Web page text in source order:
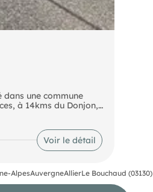
une commune
à 14kms du Donjon,
et facile
offre un espace
parking, et une partie
professionnels d'une
Voir le détail
AlpesAuvergneAllierLe Bouchaud (03130)